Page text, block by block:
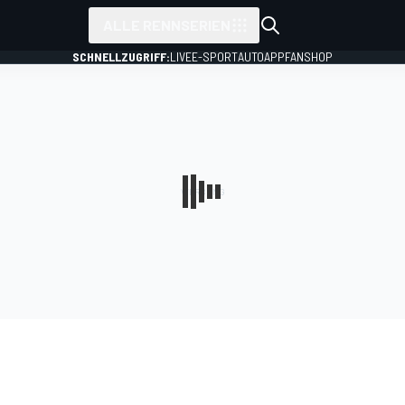
SCHNELLZUGRIFF:LIVEE-SPORTAUTOAPPFANSHOP